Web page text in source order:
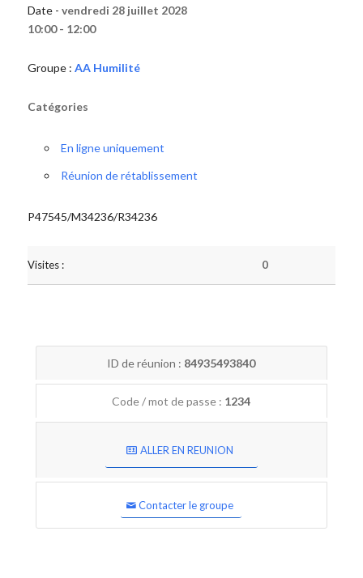
Date - vendredi 28 juillet 2028
10:00 - 12:00
Groupe : AA Humilité
Catégories
En ligne uniquement
Réunion de rétablissement
P47545/M34236/R34236
Visites : 0
ID de réunion : 84935493840
Code / mot de passe : 1234
ALLER EN REUNION
Contacter le groupe